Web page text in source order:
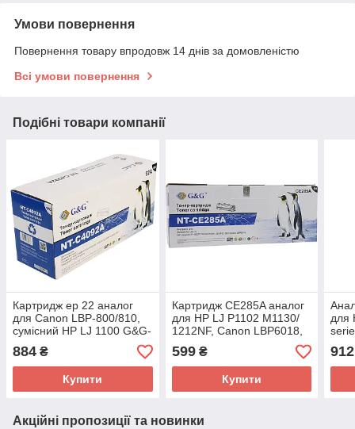
Умови повернення
Повернення товару впродовж 14 днів за домовленістю
Всі умови повернення
Подібні товари компанії
Картридж ep 22 аналог
для Canon LBP-800/810,
сумісний НР LJ 1100 G&G-
C4092A Black
884 ₴
Купити
Картридж CE285A аналог
для HP LJ P1102 M1130/
1212NF, Canon LBP6018,
G&G-CE285A Black
599₴
Купити
для
912
Акційні пропозиції та новинки